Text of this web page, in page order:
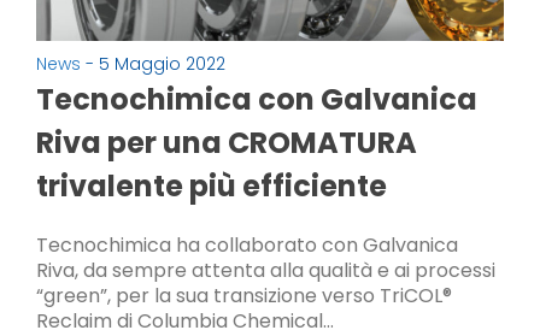
News - 5 Maggio 2022
Tecnochimica con Galvanica
Riva per una CROMATURA
trivalente più efficiente
Tecnochimica ha collaborato con Galvanica
Riva, da sempre attenta alla qualità e ai processi
“green”, per la sua transizione verso TriCOL®
Reclaim di Columbia Chemical…